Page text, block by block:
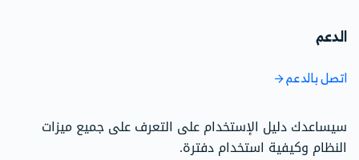
الدعم
اتصل بالدعم
سيساعدك دليل الإستخدام على التعرف على جميع ميزات
النظام وكيفية استخدام دفترة.